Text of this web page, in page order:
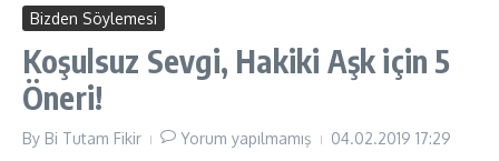
Bizden Söylemesi
Koşulsuz Sevgi, Hakiki Aşk için 5
Öneri!
By Bi Tutam Fikir Yorum yapılmamış 04.02.2019 17:29